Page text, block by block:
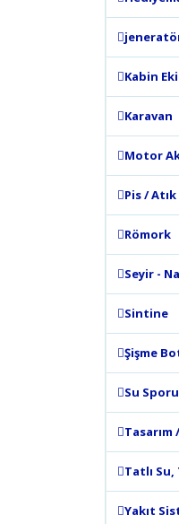
Kabin
Karavan
Motor
Pis / Atık
Römork
Seyir -
Sintine
Şişme
Su Sporu
Tasarım
Tatlı
Yakıt